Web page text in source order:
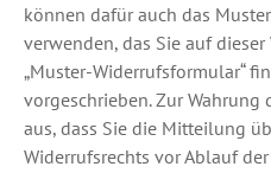
können dafür auch das
verwenden, das Sie auf
„Muster-Widerrufsformular“
vorgeschrieben. Zur Wahrung
aus, dass Sie die Mitteilung
Widerrufsrechts vor Ablauf